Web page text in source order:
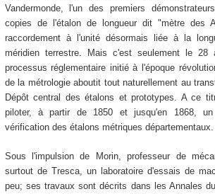
Vandermonde, l'un des premiers
copies de l'étalon de longueur dit "mètre des
raccordement à l'unité désormais liée à la
méridien terrestre. Mais c'est seulement le
processus réglementaire initié à l'époque
de la métrologie aboutit tout naturellement au
Dépôt central des étalons et prototypes. A ce
piloter, à partir de 1850 et jusqu'en 1868,
vérification des étalons métriques départementaux.
Sous l'impulsion de Morin, professeur de
surtout de Tresca, un laboratoire d'essais de
peu; ses travaux sont décrits dans les Annales